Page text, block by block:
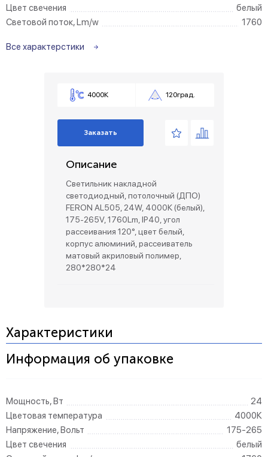
Цвет свечения
белый
Световой поток, Lm/w
1760
Все характерстики
4000К 120град.
Заказать
Описание
Светильник накладной
светодиодный, потолочный (ДПО)
FERON AL505, 24W, 4000К (белый),
175-265V, 1760Lm, IP40, угол
рассеивания 120°, цвет белый,
корпус алюминий, рассеиватель
матовый акриловый полимер,
280*280*24
Характеристики
Информация об упаковке
Мощность, Вт
24
Цветовая температура
4000К
Напряжение, Вольт
175-265
Цвет свечения
белый